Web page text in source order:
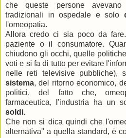
che queste persone
tradizionali in ospedale e solo
l'omeopatia.
Allora credo ci sia poco da
paziente o il consumatore.
chiudono gli occhi, quelle
voti e si fa di tutto per evitare
nelle reti televisive pubbliche),
sistema, del ritorno economico,
politici, del fatto che,
farmaceutica, l'industria ha un
soldi.
Che non si dica quindi che
alternativa" a quella standard, è